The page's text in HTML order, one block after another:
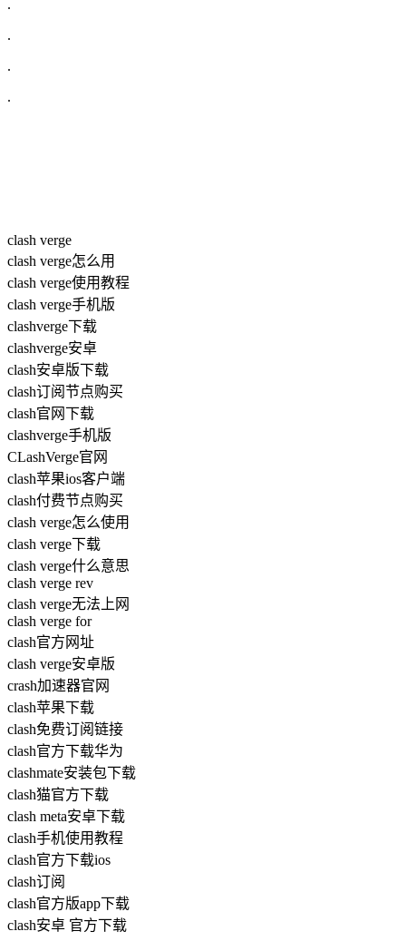
.
.
.
.
clash verge
clash verge怎么用
clash verge使用教程
clash verge手机版
clashverge下载
clashverge安卓
clash安卓版下载
clash订阅节点购买
clash官网下载
clashverge手机版
CLashVerge官网
clash苹果ios客户端
clash付费节点购买
clash verge怎么使用
clash verge下载
clash verge什么意思
clash verge rev
clash verge无法上网
clash verge for
clash官方网址
clash verge安卓版
crash加速器官网
clash苹果下载
clash免费订阅链接
clash官方下载华为
clashmate安装包下载
clash猫官方下载
clash meta安卓下载
clash手机使用教程
clash官方下载ios
clash订阅
clash官方版app下载
clash安卓 官方下载